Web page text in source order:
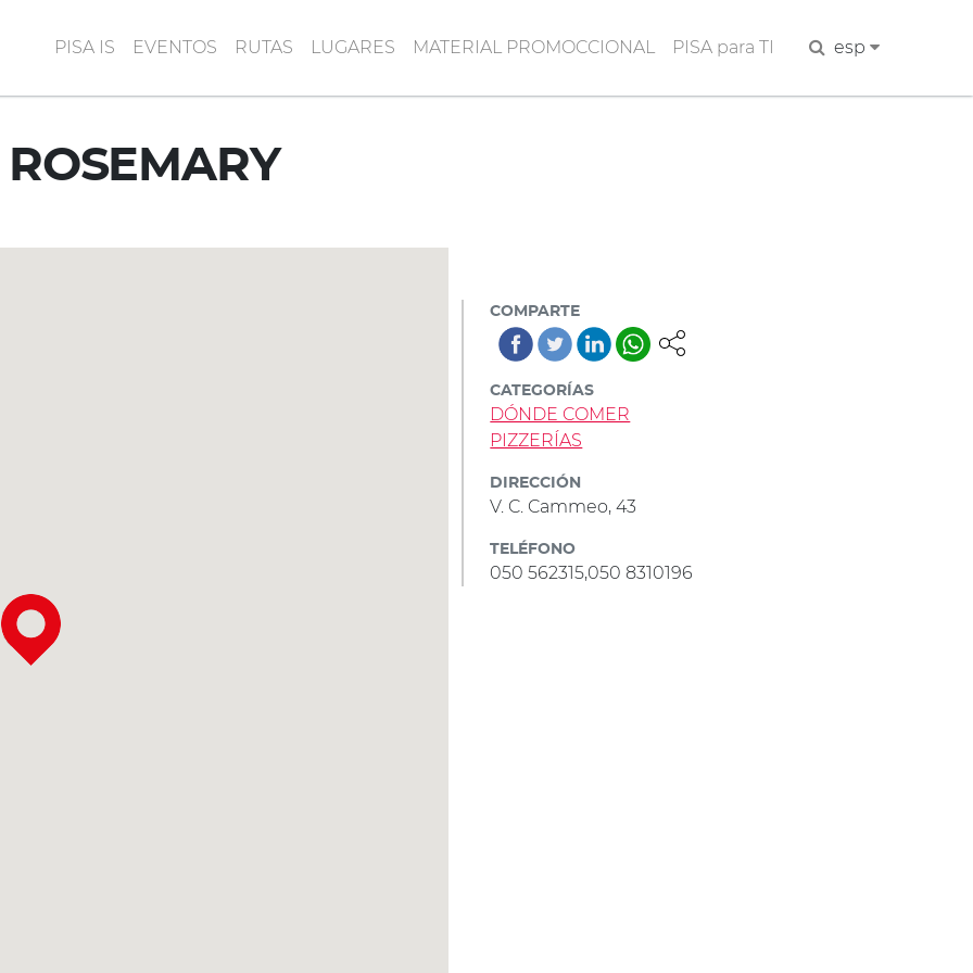
PISA IS EVENTOS RUTAS LUGARES MATERIAL PROMOCCIONAL PISA para TI Buscaresp
COMPARTE
CATEGORÍAS
DÓNDE COMER
PIZZERÍAS
DIRECCIÓN
V. C. Cammeo, 43
TELÉFONO
050 562315,050 8310196